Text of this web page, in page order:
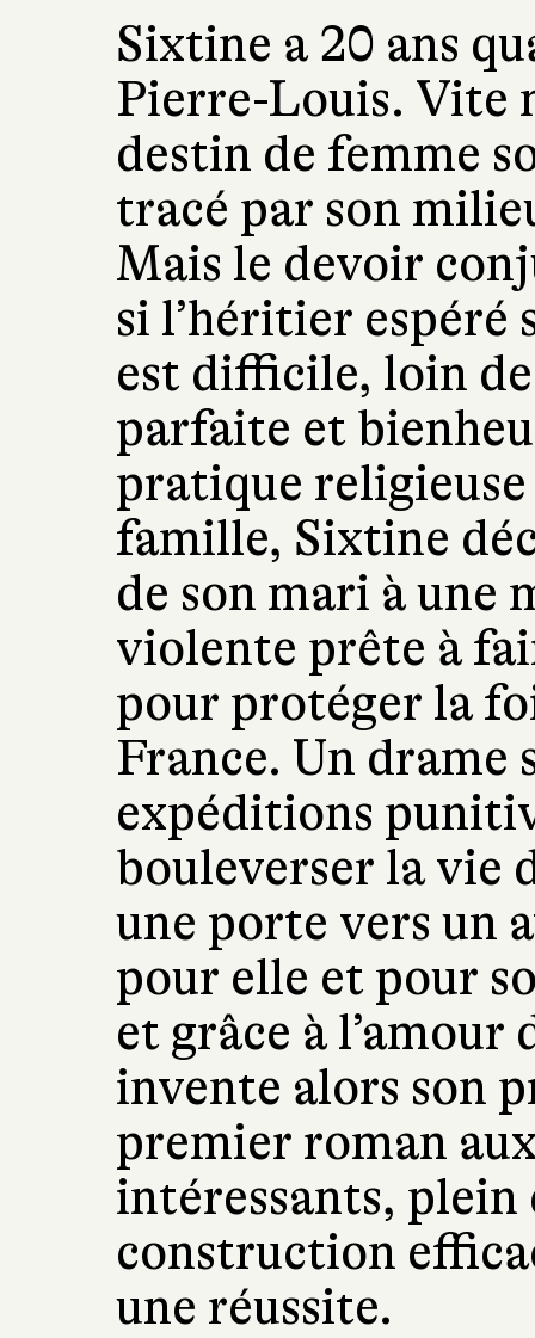
Sixtine a 20 ans
Pierre-Louis. Vite
destin de femme
tracé par son
Mais le devoir
si l’héritier espéré
est difficile, loin
parfaite et
pratique religieuse
famille, Sixtine
de son mari à une
violente prête à
pour protéger la
France. Un drame
expéditions
bouleverser la vie
une porte vers un
pour elle et pour
et grâce à l’amour
invente alors son
premier roman
intéressants, plein
construction
une réussite.